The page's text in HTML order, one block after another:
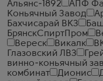
Альянс-1892
АПФ
Коньячный Завод
Бахчисарай ВКЗ
БрянскСпиртПром
Вереск
Викалк
Глазовский ЛВЗ
винно-коньячный
комбинат
Дионис